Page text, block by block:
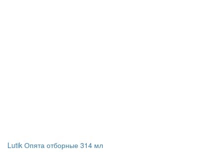
Lutik Опята отборные 314 мл